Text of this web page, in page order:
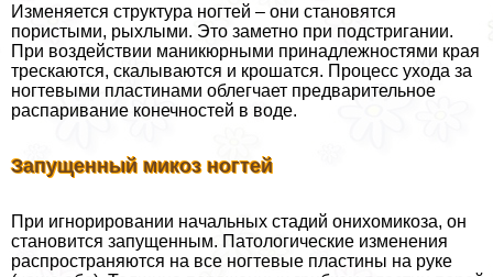
Изменяется структура ногтей – они становятся
пористыми, рыхлыми. Это заметно при подстригании.
При воздействии маникюрными принадлежностями края
трескаются, скалываются и крошатся. Процесс ухода за
ногтевыми пластинами облегчает предварительное
распаривание конечностей в воде.
Запущенный микоз ногтей
При игнорировании начальных стадий онихомикоза, он
становится запущенным. Патологические изменения
распространяются на все ногтевые пластины на руке